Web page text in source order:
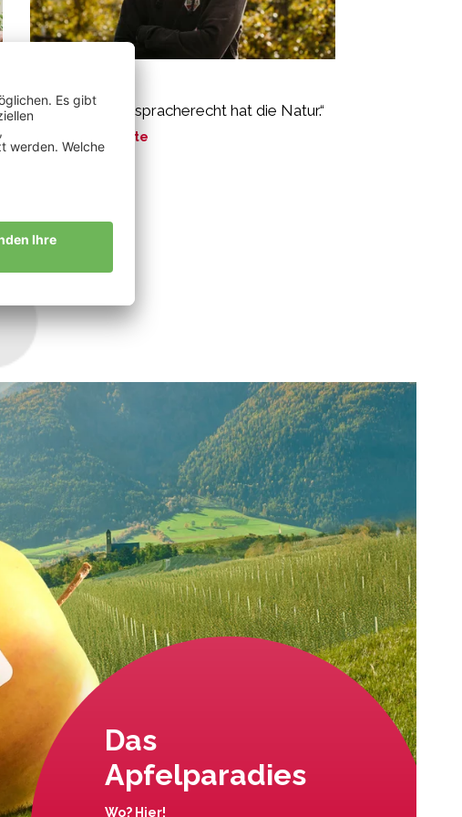
„Das große Mitspracherecht hat die Natur.“
Meine Geschichte
Das
Apfelparadies
Wo? Hier!